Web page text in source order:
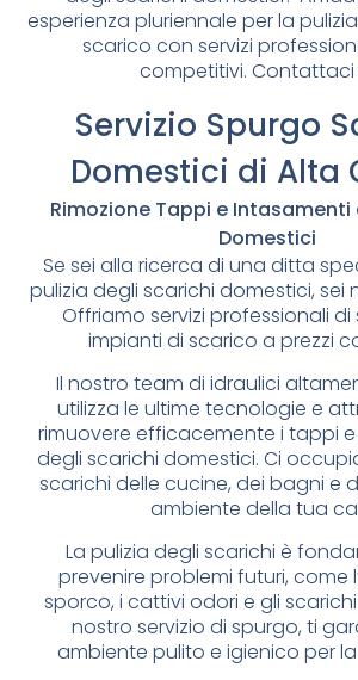
esperienza pluriennale per la
scarico con servizi
competitivi. Contattaci
Servizio Spurgo
Domestici di Alta
Rimozione Tappi e Intasamenti
Domestici
Se sei alla ricerca di una ditta
pulizia degli scarichi domestici, sei
Offriamo servizi professionali
impianti di scarico a prezzi
Il nostro team di idraulici
utilizza le ultime tecnologie e
rimuovere efficacemente i tappi
degli scarichi domestici. Ci
scarichi delle cucine, dei bagni e
ambiente della tua
La pulizia degli scarichi è
prevenire problemi futuri, come
sporco, i cattivi odori e gli
nostro servizio di spurgo, ti
ambiente pulito e igienico per